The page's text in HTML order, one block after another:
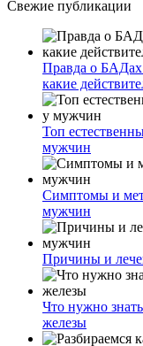
Свежие публикации
Правда о
какие
Топ
мужчин
Симптомы и
мужчин
Причины и
Что нужно
железы